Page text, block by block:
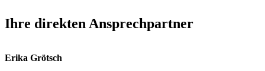
Ihre direkten Ansprechpartner
Erika Grötsch